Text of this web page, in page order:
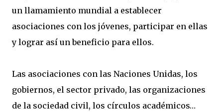
un llamamiento mundial a establecer
asociaciones con los jóvenes, participar en ellas
y lograr así un beneficio para ellos.
Las asociaciones con las Naciones Unidas, los
gobiernos, el sector privado, las organizaciones
de la sociedad civil, los círculos académicos…